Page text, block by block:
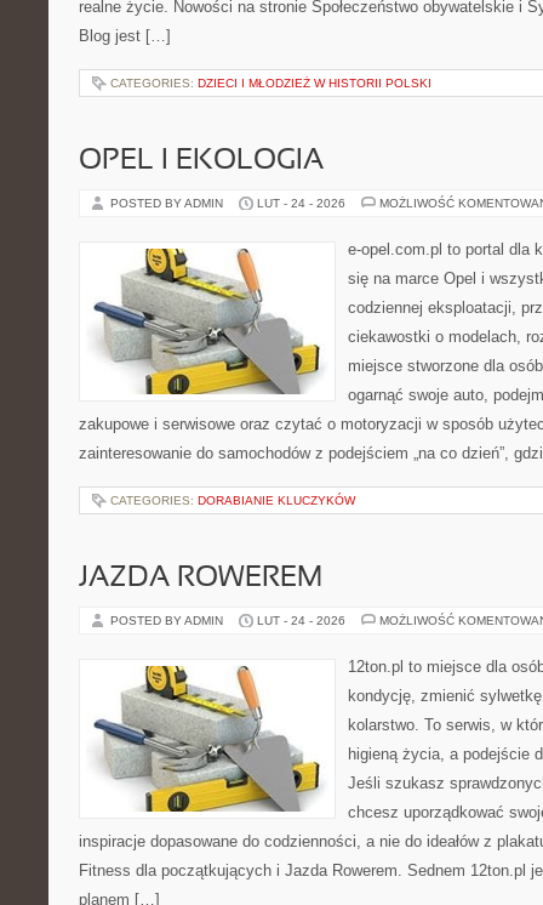
realne życie. Nowości na stronie Społeczeństwo obywatelskie i
Blog jest […]
CATEGORIES: DZIECI I MŁODZIEŻ W HISTORII POLSKI
OPEL I EKOLOGIA
POSTED BY ADMIN LUT - 24 - 2026 MOŻLIWOŚĆ
e-opel.com.pl to portal dla
się na marce Opel i
codziennej eksploatacji,
ciekawostki o modelach,
miejsce stworzone dla
ogarnąć swoje auto,
zakupowe i serwisowe oraz czytać o motoryzacji w sposób
zainteresowanie do samochodów z podejściem „na co dzień”,
CATEGORIES: DORABIANIE KLUCZYKÓW
JAZDA ROWEREM
POSTED BY ADMIN LUT - 24 - 2026 MOŻLIWOŚĆ
12ton.pl to miejsce dla
kondycję, zmienić
kolarstwo. To serwis, w
higieną życia, a podejście
Jeśli szukasz
chcesz uporządkować
inspiracje dopasowane do codzienności, a nie do ideałów z
Fitness dla początkujących i Jazda Rowerem. Sednem 12ton.pl
planem […]